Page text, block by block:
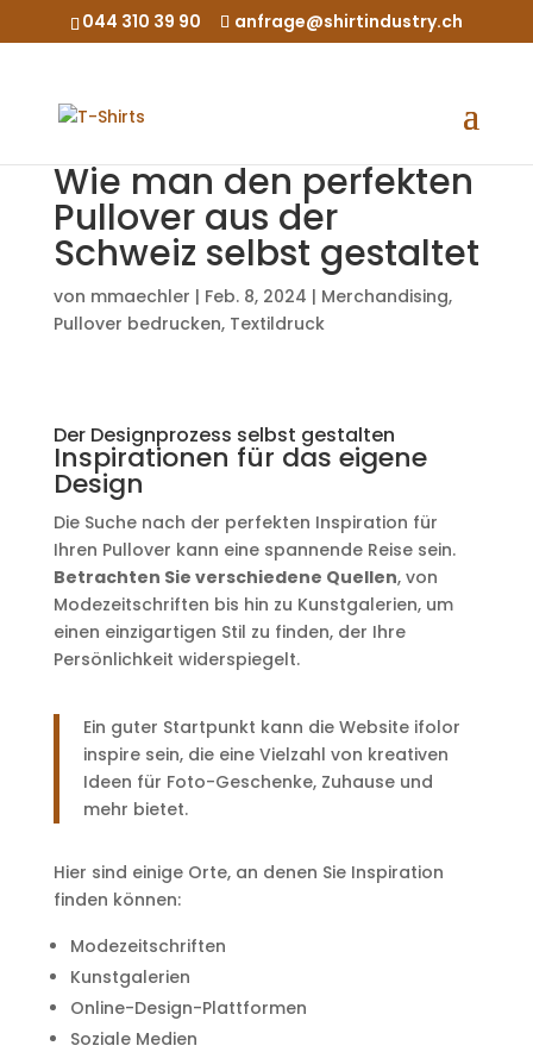
044 310 39 90 anfrage@shirtindustry.ch
Wie man den perfekten
Pullover aus der
Schweiz selbst gestaltet
von mmaechler | Feb. 8, 2024 | Merchandising,
Pullover bedrucken, Textildruck
Der Designprozess selbst gestalten
Inspirationen für das eigene
Design
Die Suche nach der perfekten Inspiration für
Ihren Pullover kann eine spannende Reise sein.
Betrachten Sie verschiedene Quellen, von
Modezeitschriften bis hin zu Kunstgalerien, um
einen einzigartigen Stil zu finden, der Ihre
Persönlichkeit widerspiegelt.
Ein guter Startpunkt kann die Website ifolor
inspire sein, die eine Vielzahl von kreativen
Ideen für Foto-Geschenke, Zuhause und
mehr bietet.
Hier sind einige Orte, an denen Sie Inspiration
finden können:
Modezeitschriften
Kunstgalerien
Online-Design-Plattformen
Soziale Medien